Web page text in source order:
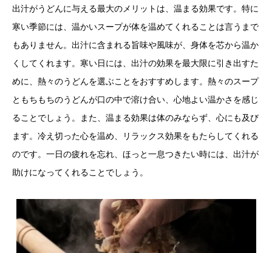
出汁がうどんに与える最大のメリットは、温まる効果です。特に
寒い季節には、温かいスープが体を温めてくれることは言うまで
もありません。出汁に含まれる旨味や風味が、身体を芯から温か
くしてくれます。寒い日には、出汁の効果を最大限に引き出すた
めに、熱々のうどんを選ぶことをおすすめします。熱々のスープ
ともちもちのうどんが口の中で溶け合い、心地よい温かさを感じ
ることでしょう。また、温まる効果は体のみならず、心にも及び
ます。冷え切った心を温め、リラックス効果をもたらしてくれる
のです。一日の疲れを忘れ、ほっと一息つきたい時には、出汁が
助けになってくれることでしょう。